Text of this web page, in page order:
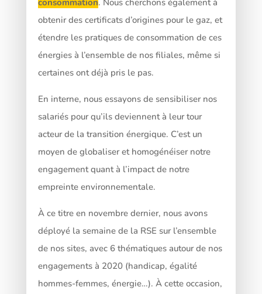
obtenir des certificats d’origines pour le gaz, et
étendre les pratiques de consommation de ces
énergies à l’ensemble de nos filiales, même si
certaines ont déjà pris le pas.
En interne, nous essayons de sensibiliser nos
salariés pour qu’ils deviennent à leur tour
acteur de la transition énergique. C’est un
moyen de globaliser et homogénéiser notre
engagement quant à l’impact de notre
empreinte environnementale.
À ce titre en novembre dernier, nous avons
déployé la semaine de la RSE sur l’ensemble
de nos sites, avec 6 thématiques autour de nos
engagements à 2020 (handicap, égalité
hommes-femmes, énergie…). À cette occasion,